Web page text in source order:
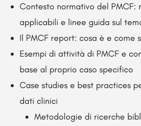
Contesto normativo del PMCF:
applicabili e linee guida sul
Il PMCF report: cosa è e come
Esempi di attività di PMCF e
base al proprio caso specifico
Case studies e best practices
dati clinici
Metodologie di ricerche